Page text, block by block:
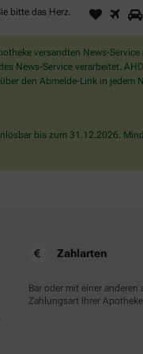
bitte das Herz.
Sind
Sie
Mensch?
Dann
wählen
Herz.
1 2
versandten News-
News-Service verarbeitet.
den Abmelde-Link in
bis zum 31.12.2026.
Zahlarten
Bar oder mit einer anderen
Zahlungsart Ihrer